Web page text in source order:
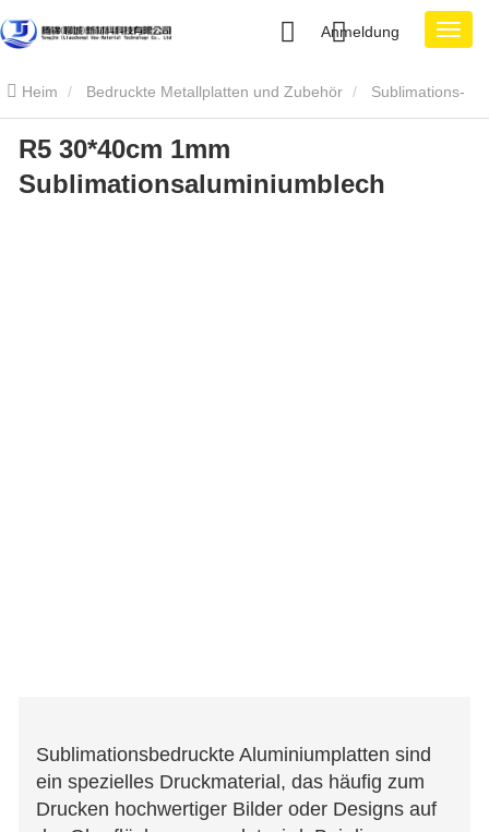
Anmeldung
Heim Bedruckte Metallplatten und Zubehör Sublimations-
Aluminiumblech R5 30*40 cm 1mm Sublimationsaluminiumblech
R5 30*40cm 1mm
Sublimationsaluminiumblech
Sublimationsbedruckte Aluminiumplatten sind
ein spezielles Druckmaterial, das häufig zum
Drucken hochwertiger Bilder oder Designs auf